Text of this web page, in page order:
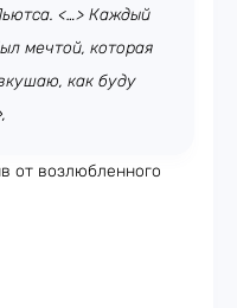
<…> Каждый
мечтой, которая
как буду
от возлюбленного